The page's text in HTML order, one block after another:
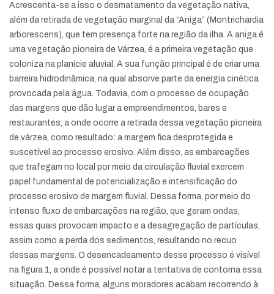
Acrescenta-se a isso o desmatamento da vegetação nativa,
além da retirada de vegetação marginal da “Aniga” (Montrichardia
arborescens), que tem presença forte na região da ilha. A aniga é
uma vegetação pioneira de Várzea, é a primeira vegetação que
coloniza na planície aluvial. A sua função principal é de criar uma
barreira hidrodinâmica, na qual absorve parte da energia cinética
provocada pela água. Todavia, com o processo de ocupação
das margens que dão lugar a empreendimentos, bares e
restaurantes, a onde ocorre a retirada dessa vegetação pioneira
de várzea, como resultado: a margem fica desprotegida e
suscetível ao processo erosivo. Além disso, as embarcações
que trafegam no local por meio da circulação fluvial exercem
papel fundamental de potencialização e intensificação do
processo erosivo de margem fluvial. Dessa forma, por meio do
intenso fluxo de embarcações na região, que geram ondas,
essas quais provocam impacto e a desagregação de partículas,
assim como a perda dos sedimentos, resultando no recuo
dessas margens. O desencadeamento desse processo é visível
na figura 1, a onde é possível notar a tentativa de contorna essa
situação. Dessa forma, alguns moradores acabam recorrendo à